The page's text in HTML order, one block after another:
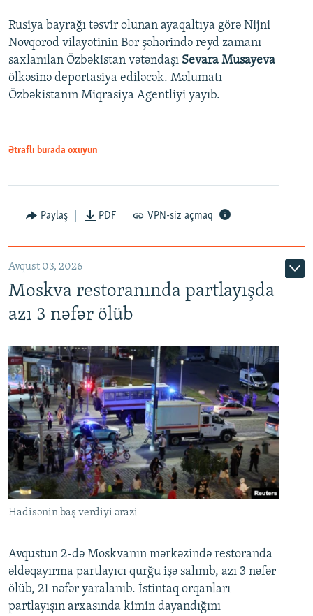
Rusiya bayrağı təsvir olunan ayaqaltıya görə Nijni
Novqorod vilayətinin Bor şəhərində reyd zamanı
saxlanılan Özbəkistan vətəndaşı Sevara Musayeva
ölkəsinə deportasiya ediləcək. Məlumatı
Özbəkistanın Miqrasiya Agentliyi yayıb.
Ətraflı burada oxuyun
Paylaş PDF VPN-siz açmaq
Avqust 03, 2026
Moskva restoranında partlayışda
azı 3 nəfər ölüb
Hadisənin baş verdiyi ərazi
Avqustun 2-də Moskvanın mərkəzində restoranda
əldəqayırma partlayıcı qurğu işə salınıb, azı 3 nəfər
ölüb, 21 nəfər yaralanıb. İstintaq orqanları
partlayışın arxasında kimin dayandığını